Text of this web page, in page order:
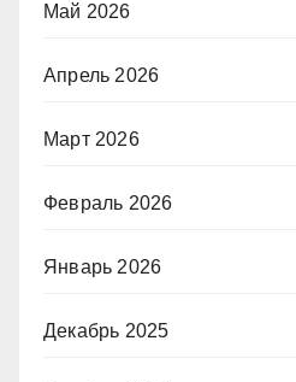
Май 2026
Апрель 2026
Март 2026
Февраль 2026
Январь 2026
Декабрь 2025